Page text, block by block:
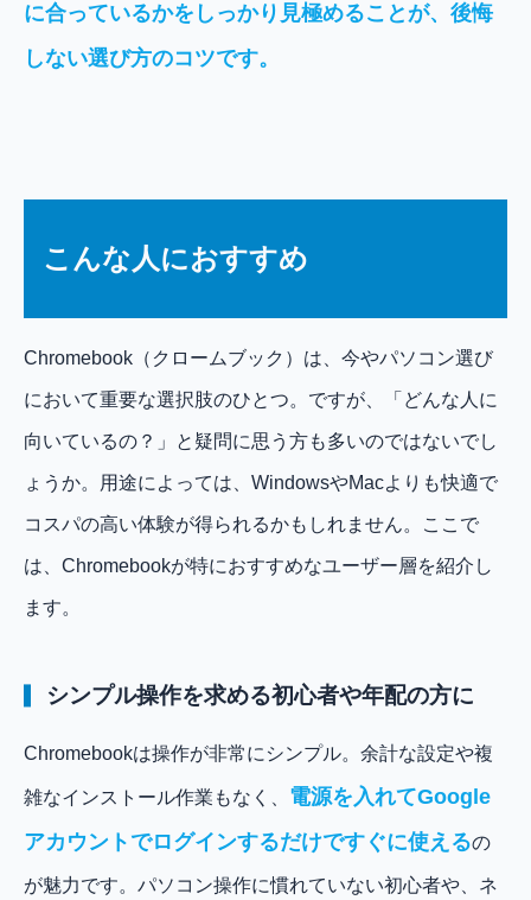
に合っているかをしっかり見極めることが、後悔
しない選び方のコツです。
こんな人におすすめ
Chromebook（クロームブック）は、今やパソコン選び
において重要な選択肢のひとつ。ですが、「どんな人に
向いているの？」と疑問に思う方も多いのではないでし
ょうか。用途によっては、WindowsやMacよりも快適で
コスパの高い体験が得られるかもしれません。ここで
は、Chromebookが特におすすめなユーザー層を紹介し
ます。
シンプル操作を求める初心者や年配の方に
Chromebookは操作が非常にシンプル。余計な設定や複
雑なインストール作業もなく、 電源を入れてGoogle
アカウントでログインするだけですぐに使えるの
が魅力です。パソコン操作に慣れていない初心者や、ネ